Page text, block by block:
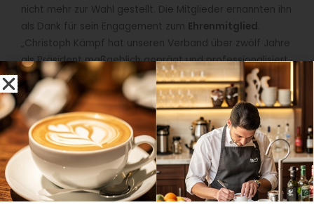
nicht mehr zur Wahl gestellt. Die Mitglieder ernannten ihn
als Dank für sein Engagement zum Ehrenmitglied
„Christoph Kämpf hat unseren Verband über zwölf Jahre
als Präsident maßgeblich geprägt und professionalisiert.
Seinem Herzblut und seiner Leidenschaft für die
Biersommelier-Bewegung und deren Einfluss auf die
Wertschätzung von Bier haben wir sehr viel zu
verdanken“, betontDr. Wolfgang Stempfl,
Gründungsmitglied des Verbandes.